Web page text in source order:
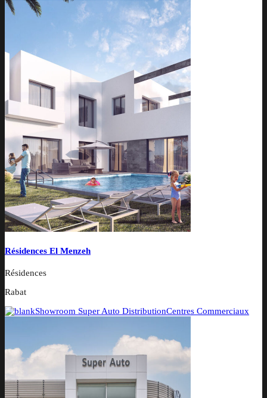
Résidences El Menzeh
Résidences
Rabat
Showroom Super Auto DistributionCentres Commerciaux